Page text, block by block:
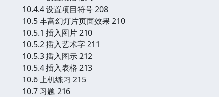
10.4.4 设置项目符号 208
10.5 丰富幻灯片页面效果 210
10.5.1 插入图片 210
10.5.2 插入艺术字 211
10.5.3 插入图示 212
10.5.4 插入表格 213
10.6 上机练习 215
10.7 习题 216